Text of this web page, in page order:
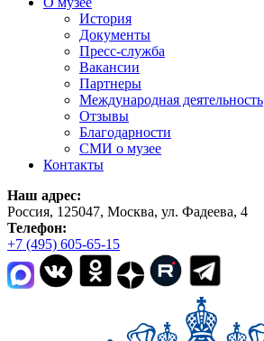
История
Документы
Пресс-служба
Вакансии
Партнеры
Международная деятельность
Отзывы
Благодарности
СМИ о музее
Контакты
Наш адрес:
Россия, 125047, Москва, ул. Фадеева, 4
Телефон:
+7 (495) 605-65-15